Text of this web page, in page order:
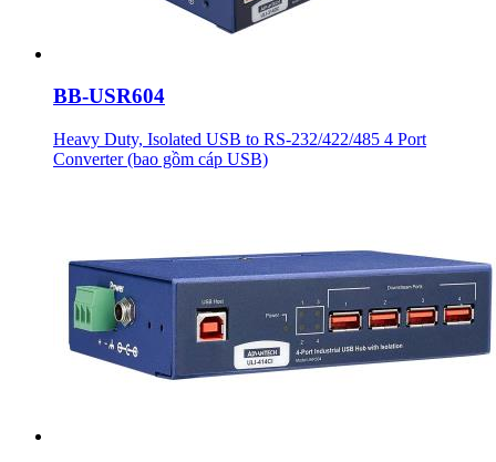
BB-USR604
Heavy Duty, Isolated USB to RS-232/422/485 4 Port
Converter (bao gồm cáp USB)